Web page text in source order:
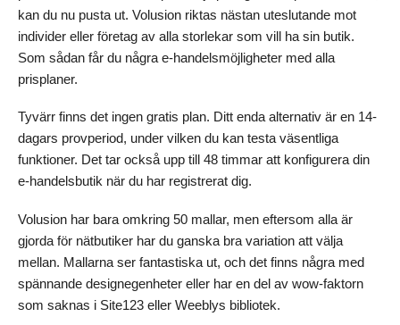
kan du nu pusta ut. Volusion riktas nästan uteslutande mot
individer eller företag av alla storlekar som vill ha sin butik.
Som sådan får du några e-handelsmöjligheter med alla
prisplaner.
Tyvärr finns det ingen gratis plan. Ditt enda alternativ är en 14-
dagars provperiod, under vilken du kan testa väsentliga
funktioner. Det tar också upp till 48 timmar att konfigurera din
e-handelsbutik när du har registrerat dig.
Volusion har bara omkring 50 mallar, men eftersom alla är
gjorda för nätbutiker har du ganska bra variation att välja
mellan. Mallarna ser fantastiska ut, och det finns några med
spännande designegenheter eller har en del av wow-faktorn
som saknas i Site123 eller Weeblys bibliotek.